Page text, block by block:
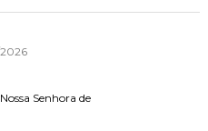
Senhora de